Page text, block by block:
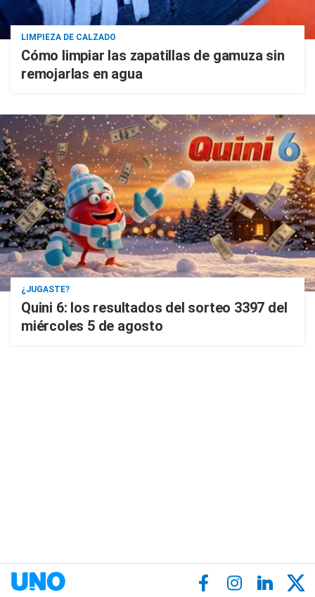
LIMPIEZA DE CALZADO
Cómo limpiar las zapatillas de gamuza sin
remojarlas en agua
¿JUGASTE?
Quini 6: los resultados del sorteo 3397 del
miércoles 5 de agosto